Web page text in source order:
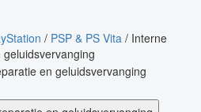
/ PSP & PS Vita / Interne